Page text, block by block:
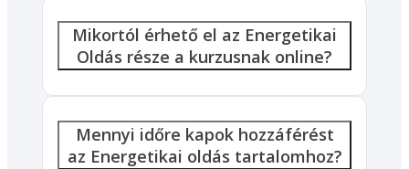
Mikortól érhető el az Energetikai
Oldás része a kurzusnak online?
Mennyi időre kapok hozzáférést
az Energetikai oldás tartalomhoz?